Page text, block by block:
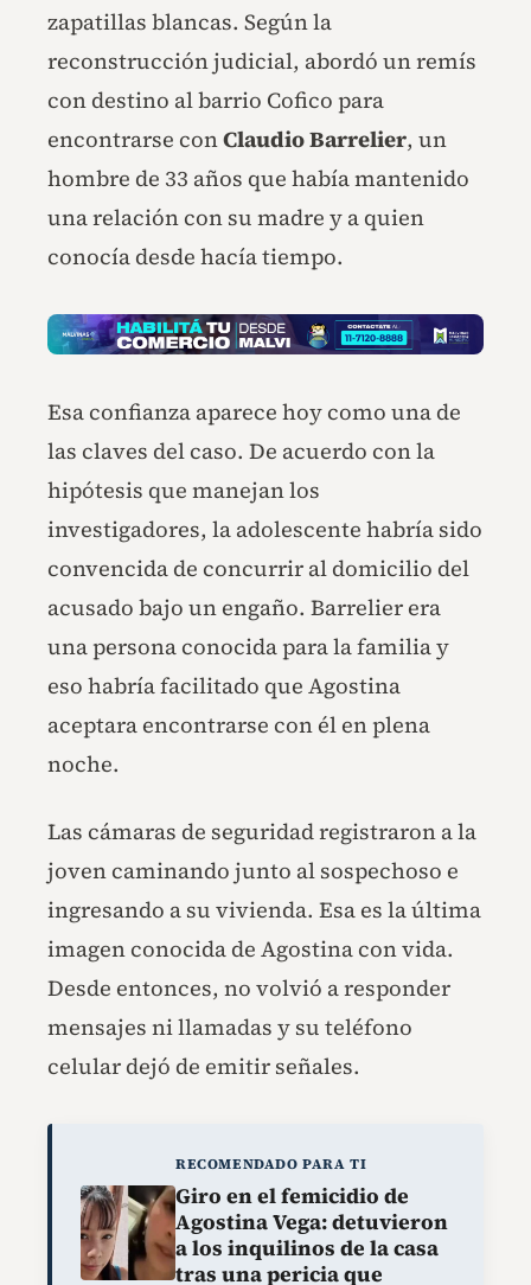
zapatillas blancas. Según la
reconstrucción judicial, abordó un remís
con destino al barrio Cofico para
encontrarse conClaudio Barrelier, un
hombre de 33 años que había mantenido
una relación con su madre y a quien
conocía desde hacía tiempo.
Esa confianza aparece hoy como una de
las claves del caso. De acuerdo con la
hipótesis que manejan los
investigadores, la adolescente habría sido
convencida de concurrir al domicilio del
acusado bajo un engaño. Barrelier era
una persona conocida para la familia y
eso habría facilitado que Agostina
aceptara encontrarse con él en plena
noche.
Las cámaras de seguridad registraron a la
joven caminando junto al sospechoso e
ingresando a su vivienda. Esa es la última
imagen conocida de Agostina con vida.
Desde entonces, no volvió a responder
mensajes ni llamadas y su teléfono
celular dejó de emitir señales.
RECOMENDADO PARA TI
Giro en el femicidio de
Agostina Vega: detuvieron
a los inquilinos de la casa
tras una pericia que